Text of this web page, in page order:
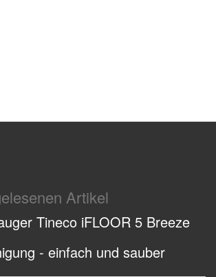
Artikel
Tineco iFLOOR 5 Breeze
- einfach und sauber